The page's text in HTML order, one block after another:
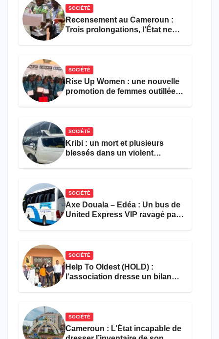
SOCIÉTÉ
Recensement au Cameroun :
Trois prolongations, l’État ne
SOCIÉTÉ
Rise Up Women : une nouvelle
promotion de femmes outillées
SOCIÉTÉ
Kribi : un mort et plusieurs
blessés dans un violent
SOCIÉTÉ
Axe Douala – Edéa : Un bus de
United Express VIP ravagé par
SOCIÉTÉ
Help To Oldest (HOLD) :
l’association dresse un bilan
SOCIÉTÉ
Cameroun : L’État incapable de